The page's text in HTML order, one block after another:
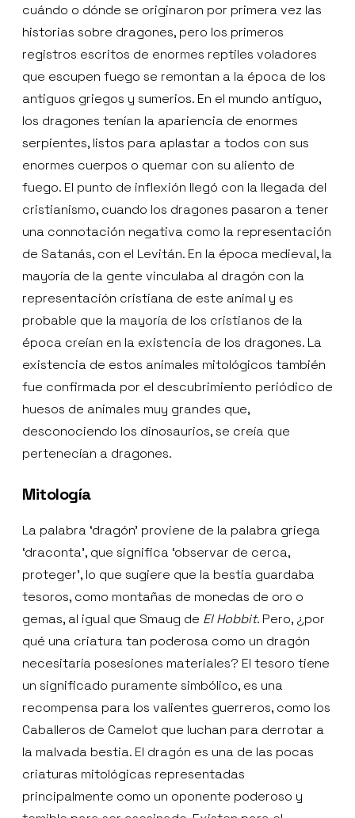
cuándo o dónde se originaron por primera vez las
historias sobre dragones, pero los primeros
registros escritos de enormes reptiles voladores
que escupen fuego se remontan a la época de los
antiguos griegos y sumerios. En el mundo antiguo,
los dragones tenían la apariencia de enormes
serpientes, listos para aplastar a todos con sus
enormes cuerpos o quemar con su aliento de
fuego. El punto de inflexión llegó con la llegada del
cristianismo, cuando los dragones pasaron a tener
una connotación negativa como la representación
de Satanás, con el Levitán. En la época medieval, la
mayoría de la gente vinculaba al dragón con la
representación cristiana de este animal y es
probable que la mayoría de los cristianos de la
época creían en la existencia de los dragones. La
existencia de estos animales mitológicos también
fue confirmada por el descubrimiento periódico de
huesos de animales muy grandes que,
desconociendo los dinosaurios, se creía que
pertenecían a dragones.
Mitología
La palabra ‘dragón’ proviene de la palabra griega
‘draconta’, que significa ‘observar de cerca,
proteger’, lo que sugiere que la bestia guardaba
tesoros, como montañas de monedas de oro o
gemas, al igual que Smaug de El Hobbit. Pero, ¿por
qué una criatura tan poderosa como un dragón
necesitaría posesiones materiales? El tesoro tiene
un significado puramente simbólico, es una
recompensa para los valientes guerreros, como los
Caballeros de Camelot que luchan para derrotar a
la malvada bestia. El dragón es una de las pocas
criaturas mitológicas representadas
principalmente como un oponente poderoso y